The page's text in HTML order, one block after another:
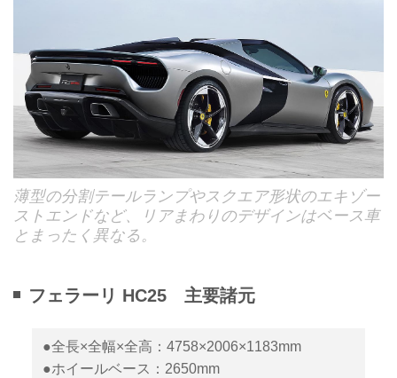
薄型の分割テールランプやスクエア形状のエキゾー
ストエンドなど、リアまわりのデザインはベース車
とまったく異なる。
フェラーリ HC25 主要諸元
●全長×全幅×全高：4758×2006×1183mm
●ホイールベース：2650mm